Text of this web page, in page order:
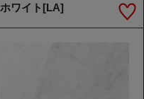
ホワイト[LA]